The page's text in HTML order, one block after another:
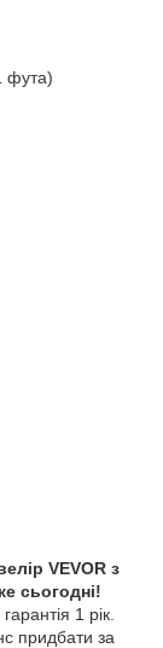
фута)
VEVOR з
сьогодні!
1 рік.
придбати за